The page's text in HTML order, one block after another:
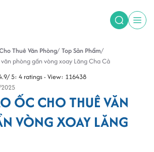
Thuê Văn Phòng Top Sản Phẩm
phòng gần vòng xoay Lăng Cha Cả
/5: 4 ratings - View: 116438
ỐC CHO THUÊ VĂN
VÒNG XOAY LĂNG